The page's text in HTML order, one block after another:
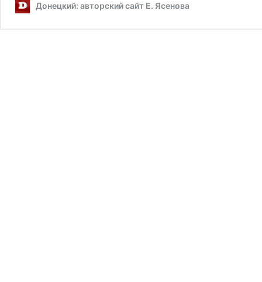
Донецкий: авторский сайт Е. Ясенова